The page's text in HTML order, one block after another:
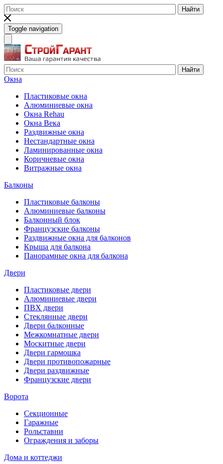
Найти
Toggle navigation
Найти
Окна
Пластиковые окна
Алюминиевые окна
Окна Rehau
Окна Века
Раздвижные окна
Нестандартные окна
Ламинированные окна
Коричневые окна
Витражные окна
Балконы
Пластиковые балконы
Алюминиевые балконы
Балконный блок
Французские балконы
Раздвижные окна для балконов
Крыша для балкона
Панорамные окна для балкона
Двери
Пластиковые двери
Алюминиевые двери
ПВХ двери
Стеклянные двери
Двери балконные
Межкомнатные двери
Москитные двери
Двери гармошка
Двери противопожарные
Двери раздвижные
Французские двери
Ворота
Секционные
Гаражные
Рольставни
Ограждения и заборы
Дома и коттеджи